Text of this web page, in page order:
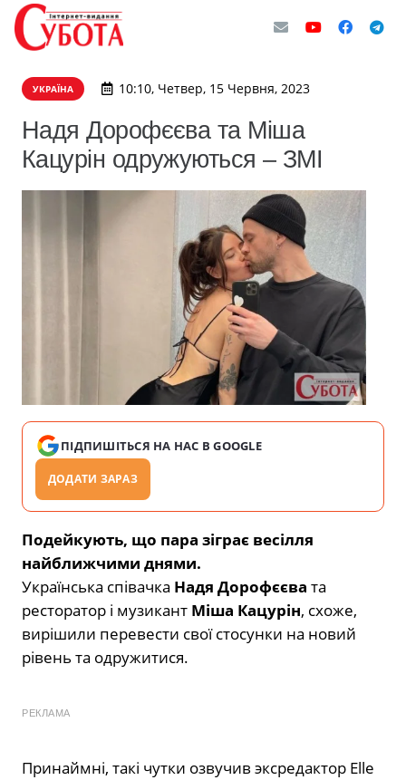
УКРАЇНА 10:10, Четвер, 15 Червня, 2023
Надя Дорофєєва та Міша
Кацурін одружуються – ЗМІ
ПІДПИШІТЬСЯ НА НАС В GOOGLE
ДОДАТИ ЗАРАЗ
Подейкують, що пара зіграє весілля
найближчими днями.
Українська співачка Надя Дорофєєва та
ресторатор і музикант Міша Кацурін, схоже,
вирішили перевести свої стосунки на новий
рівень та одружитися.
РЕКЛАМА
Принаймні, такі чутки озвучив эксредактор Elle